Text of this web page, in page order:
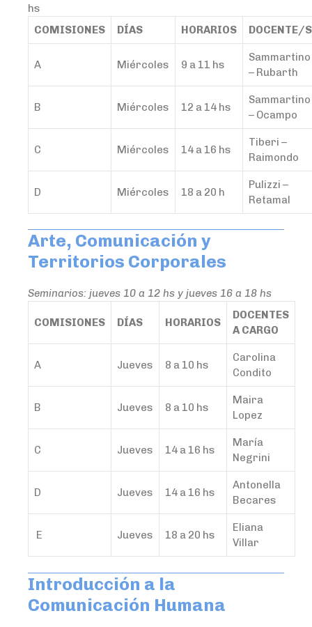
hs
COMISIONES
DÍAS HORARIOS DOCENTE/S
A Miércoles 9 a 11 hs
Sammartino
– Rubarth
B Miércoles 12 a 14 hs
Sammartino
– Ocampo
C Miércoles 14 a 16 hs
Tiberi –
Raimondo
D Miércoles 18 a 20 h
Pulizzi –
Retamal
Arte, Comunicación y
Territorios Corporales
Seminarios: jueves 10 a 12 hs y jueves 16 a 18 hs
COMISIONES DÍAS HORARIOS
DOCENTES
A CARGO
A Jueves 8 a 10 hs
Carolina
Condito
B Jueves 8 a 10 hs
Maira
Lopez
C Jueves 14 a 16 hs
María
Negrini
D Jueves 14 a 16 hs
Antonella
Becares
E Jueves 18 a 20 hs
Eliana
Villar
Introducción a la
Comunicación Humana